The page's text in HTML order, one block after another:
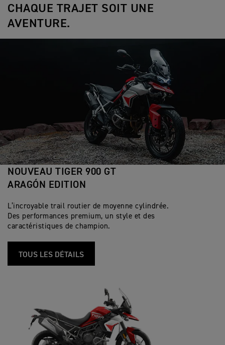
CHAQUE TRAJET SOIT UNE
AVENTURE.
NOUVEAU TIGER 900 GT
ARAGÓN EDITION
L’incroyable trail routier de moyenne cylindrée.
Des performances premium, un style et des
caractéristiques de champion.
TOUS LES DÉTAILS